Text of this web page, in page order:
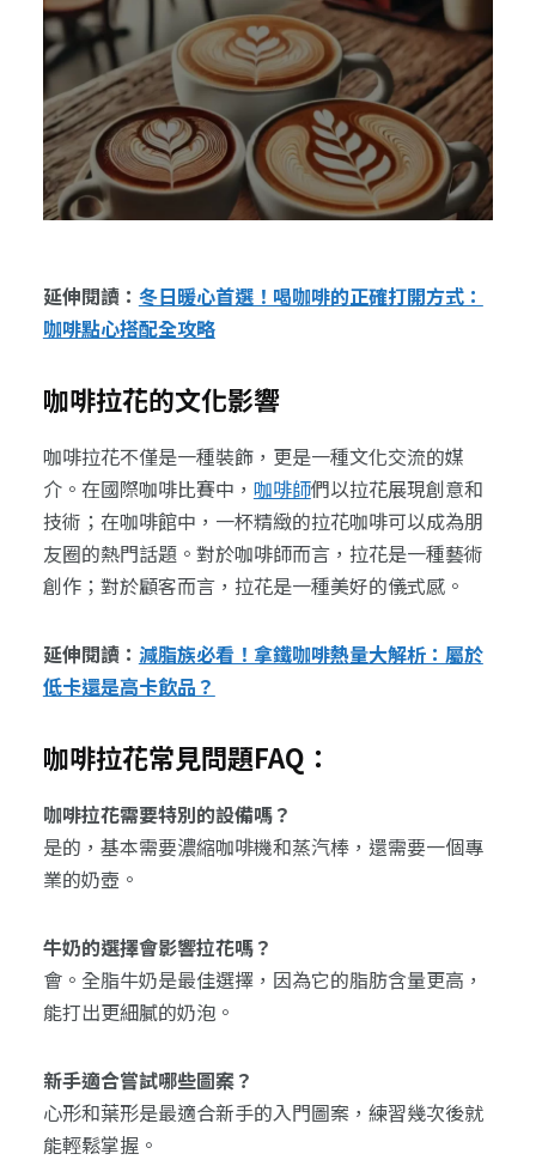
延伸閱讀： 冬日暖心首選！喝咖啡的正確打開方式：
咖啡點心搭配全攻略
咖啡拉花的文化影響
咖啡拉花不僅是一種裝飾，更是一種文化交流的媒
介。在國際咖啡比賽中， 咖啡師們以拉花展現創意和
技術；在咖啡館中，一杯精緻的拉花咖啡可以成為朋
友圈的熱門話題。對於咖啡師而言，拉花是一種藝術
創作；對於顧客而言，拉花是一種美好的儀式感。
延伸閱讀： 減脂族必看！拿鐵咖啡熱量大解析：屬於
低卡還是高卡飲品？
咖啡拉花常見問題FAQ：
咖啡拉花需要特別的設備嗎？
是的，基本需要濃縮咖啡機和蒸汽棒，還需要一個專
業的奶壺。
牛奶的選擇會影響拉花嗎？
會。全脂牛奶是最佳選擇，因為它的脂肪含量更高，
能打出更細膩的奶泡。
新手適合嘗試哪些圖案？
心形和葉形是最適合新手的入門圖案，練習幾次後就
能輕鬆掌握。